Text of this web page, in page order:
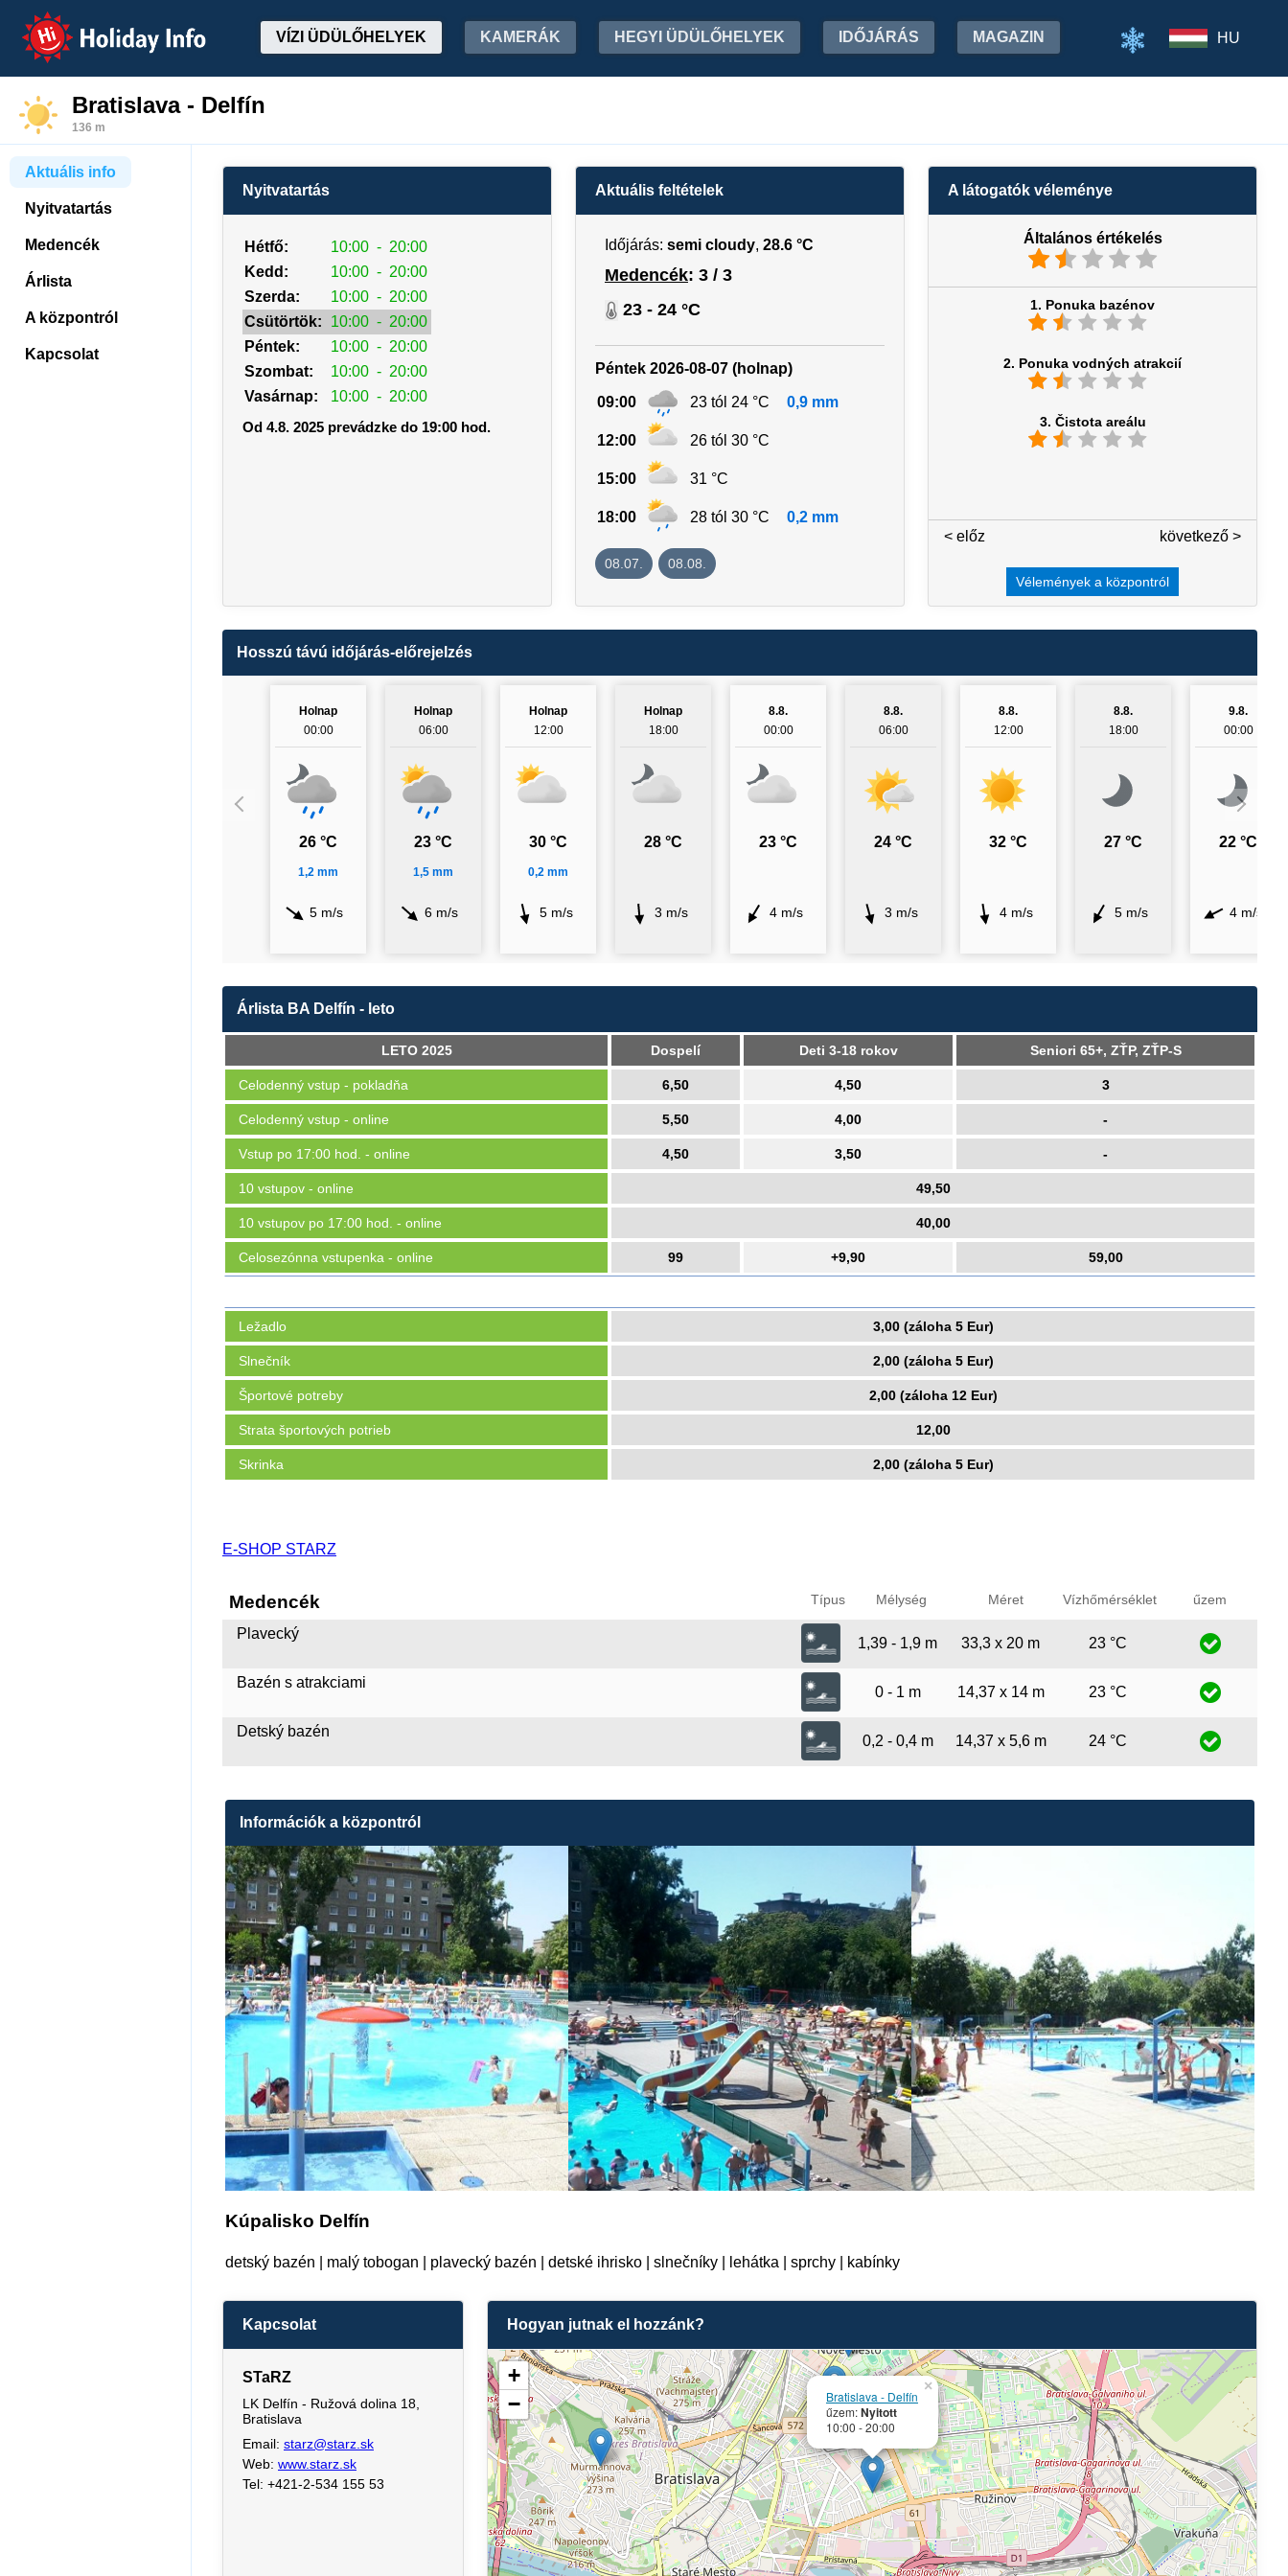
Holiday Info VÍZI ÜDÜLŐHELYEK KAMERÁK HEGYI ÜDÜLŐHELYEK IDŐJÁRÁS MAGAZIN HU
Bratislava - Delfín
136 m
Aktuális info
Nyitvatartás
Medencék
Árlista
A központról
Kapcsolat
Nyitvatartás
Hétfő: 10:00 - 20:00
Kedd:
10:00 - 20:00
Szerda:
10:00 - 20:00
Csütörtök:
10:00 - 20:00
Péntek:
10:00 - 20:00
Szombat:
10:00 - 20:00
Vasárnap:
10:00 - 20:00
Od 4.8. 2025 prevádzke do 19:00 hod.
Aktuális feltételek
Időjárás: semi cloudy, 28.6 °C
Medencék: 3 / 3
23 - 24 °C
Péntek 2026-08-07 (holnap)
09:00 23 tól 24 °C 0,9 mm
12:00 26 tól 30 °C
15:00 31 °C
18:00 28 tól 30 °C 0,2 mm
08.07. 08.08.
A látogatók véleménye
Általános értékelés
1. Ponuka bazénov
2. Ponuka vodných atrakcií
3. Čistota areálu
következő >
< előz
Vélemények a központról
Hosszú távú időjárás-előrejelzés
Holnap
00:00
26 °C
1,2 mm
5 m/s
Holnap
06:00
23 °C
1,5 mm
6 m/s
Holnap
12:00
30 °C
0,2 mm
5 m/s
Holnap
18:00
28 °C
3 m/s
8.8.
00:00
23 °C
4 m/s
8.8.
06:00
24 °C
3 m/s
8.8.
12:00
32 °C
4 m/s
8.8.
18:00
27 °C
5 m/s
9.8.
00:00
22 °C
4 m/s
Árlista BA Delfín - leto
LETO 2025 Dospelí Deti 3-18 rokov Seniori 65+, ZŤP, ZŤP-S
Celodenný vstup - pokladňa 6,50 4,50 3
Celodenný vstup - online 5,50 4,00 -
Vstup po 17:00 hod. - online 4,50 3,50 -
10 vstupov - online 49,50
10 vstupov po 17:00 hod. - online 40,00
Celosezónna vstupenka - online 99 +9,90 59,00
Ležadlo 3,00 (záloha 5 Eur)
Slnečník 2,00 (záloha 5 Eur)
Športové potreby 2,00 (záloha 12 Eur)
Strata športových potrieb 12,00
Skrinka 2,00 (záloha 5 Eur)
E-SHOP STARZ
Medencék Típus Mélység Méret Vízhőmérséklet űzem
Plavecký
1,39 - 1,9 m 33,3 x 20 m 23 °C
Bazén s atrakciami
0 - 1 m 14,37 x 14 m 23 °C
Detský bazén
0,2 - 0,4 m 14,37 x 5,6 m 24 °C
Információk a központról
Kúpalisko Delfín
detský bazén | malý tobogan | plavecký bazén | detské ihrisko | slnečníky | lehátka | sprchy | kabínky
Kapcsolat
STaRZ
LK Delfín - Ružová dolina 18,
Bratislava
Email: starz@starz.sk
Web: www.starz.sk
Tel: +421-2-534 155 53
Hogyan jutnak el hozzánk?
Bratislava - Delfín
űzem:Nyitott
10:00 - 20:00
×
+
−